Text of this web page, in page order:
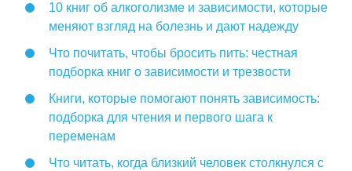
10 книг об алкоголизме и зависимости, которые
меняют взгляд на болезнь и дают надежду
Что почитать, чтобы бросить пить: честная
подборка книг о зависимости и трезвости
Книги, которые помогают понять зависимость:
подборка для чтения и первого шага к
переменам
Что читать, когда близкий человек столкнулся с